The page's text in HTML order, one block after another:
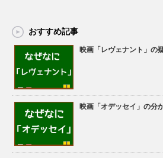
おすすめ記事
映画「レヴェナント」の
映画「オデッセイ」の分